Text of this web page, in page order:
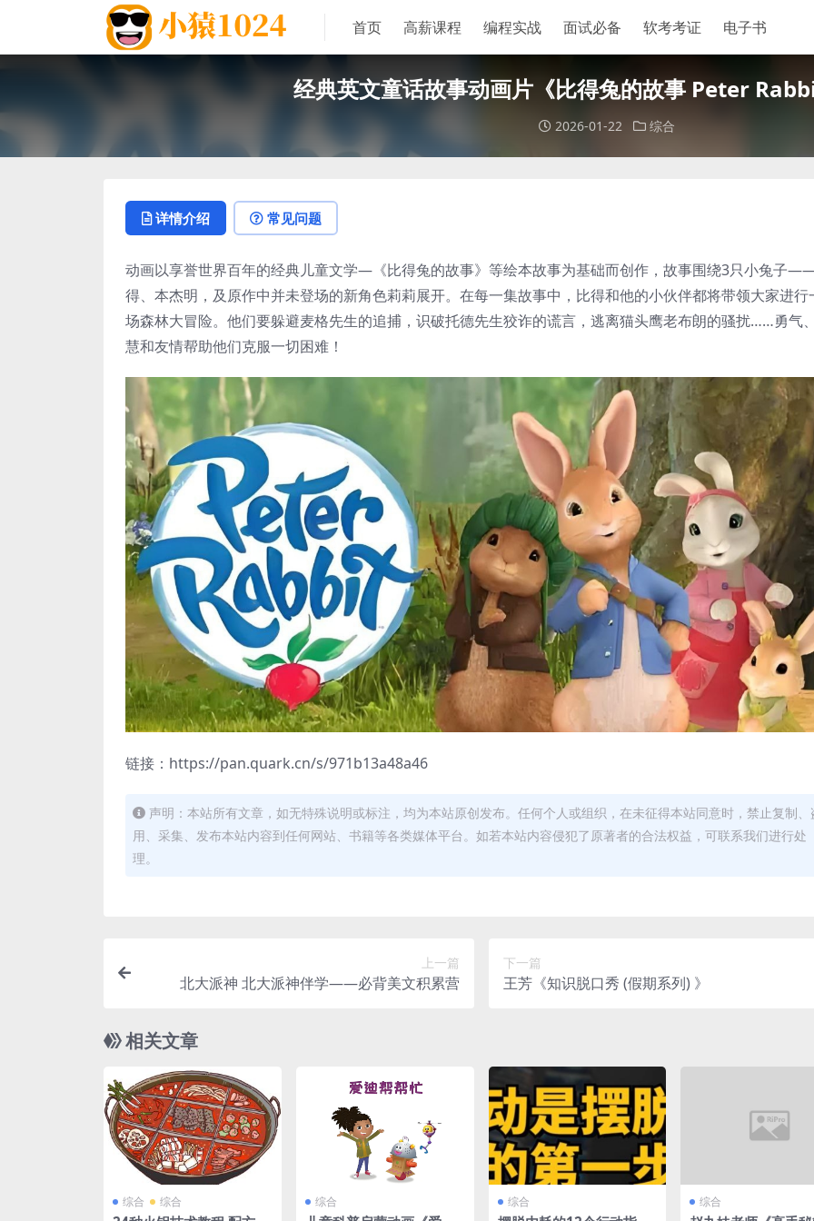
首页 高薪课程 编程实战 面试必备 软考考证 电子书
经典英文童话故事动画片《比得兔的故事 Peter
2026-01-22 综合
详情介绍 常见问题
动画以享誉世界百年的经典儿童文学—《比得兔的故事》等绘本故事为基础而创作，故事围绕3只小兔子
得、本杰明，及原作中并未登场的新角色莉莉展开。在每一集故事中，比得和他的小伙伴都将带领大家进行
场森林大冒险。他们要躲避麦格先生的追捕，识破托德先生狡诈的谎言，逃离猫头鹰老布朗的骚扰……勇气
慧和友情帮助他们克服一切困难！
链接：https://pan.quark.cn/s/971b13a48a46
声明：本站所有文章，如无特殊说明或标注，均为本站原创发布。任何个人或组织，在未征得本站同意时，禁止复制、
用、采集、发布本站内容到任何网站、书籍等各类媒体平台。如若本站内容侵犯了原著者的合法权益，可联系我们进行处
理。
上一篇
北大派神 北大派神伴学——必背美文积累营
下一篇
王芳《知识脱口秀 (假期系列) 》
相关文章
综合 综合 综合 综合 综合